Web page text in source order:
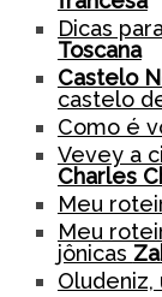
Dicas
Toscana
Castelo
castelo
Como é
Vevey a
Charles
Meu
Meu
jônicas
Oludeniz,